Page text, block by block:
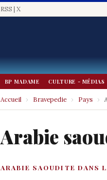
RSS | X
BP MADAME CULTURE - MÉDIAS
Accueil › Bravepedie › Pays ›
Arabie
ARABIE SAOUDITE DANS